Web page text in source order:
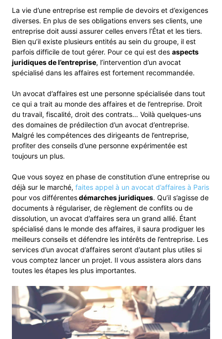
La vie d’une entreprise est remplie de devoirs et d’exigences
diverses. En plus de ses obligations envers ses clients, une
entreprise doit aussi assurer celles envers l’État et les tiers.
Bien qu’il existe plusieurs entités au sein du groupe, il est
parfois difficile de tout gérer. Pour ce qui est des aspects
juridiques de l’entreprise, l’intervention d’un avocat
spécialisé dans les affaires est fortement recommandée.
Un avocat d’affaires est une personne spécialisée dans tout
ce qui a trait au monde des affaires et de l’entreprise. Droit
du travail, fiscalité, droit des contrats… Voilà quelques-uns
des domaines de prédilection d’un avocat d’entreprise.
Malgré les compétences des dirigeants de l’entreprise,
profiter des conseils d’une personne expérimentée est
toujours un plus.
Que vous soyez en phase de constitution d’une entreprise ou
déjà sur le marché, faites appel à un avocat d’affaires à Paris
pour vos différentesdémarches juridiques. Qu’il s’agisse de
documents à régulariser, de règlement de conflits ou de
dissolution, un avocat d’affaires sera un grand allié. Étant
spécialisé dans le monde des affaires, il saura prodiguer les
meilleurs conseils et défendre les intérêts de l’entreprise. Les
services d’un avocat d’affaires seront d’autant plus utiles si
vous comptez lancer un projet. Il vous assistera alors dans
toutes les étapes les plus importantes.